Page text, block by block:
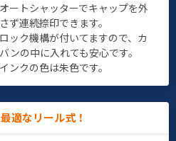
オートシャッターでキャップを外
さず連続捺印できます。
ロック機構が付いてますので、カ
バンの中に入れても安心です。
インクの色は朱色です。
適なリール式！